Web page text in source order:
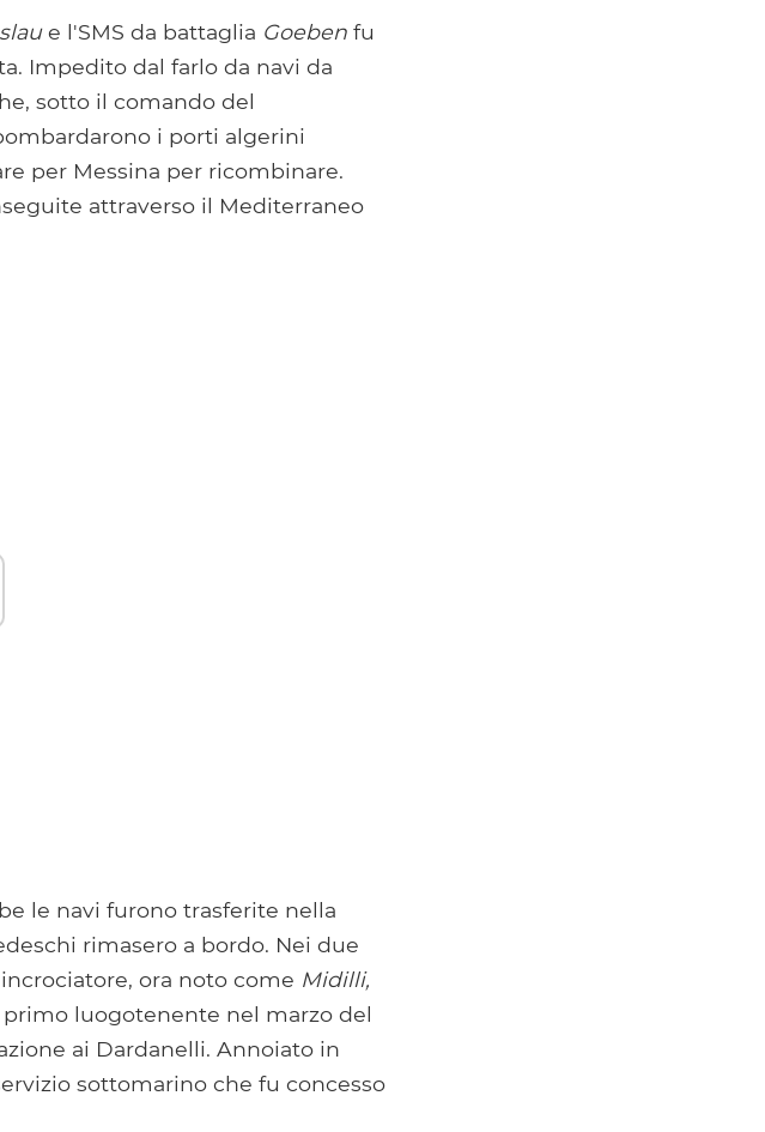
e l'SMS da battaglia Goeben fu
Impedito dal farlo da navi da
sotto il comando del
i porti algerini
per Messina per ricombinare.
attraverso il Mediterraneo
le navi furono trasferite nella
rimasero a bordo. Nei due
ora noto come Midilli,
luogotenente nel marzo del
ai Dardanelli. Annoiato in
sottomarino che fu concesso